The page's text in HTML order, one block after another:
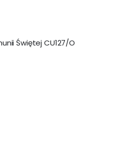
Świętej CU127/O